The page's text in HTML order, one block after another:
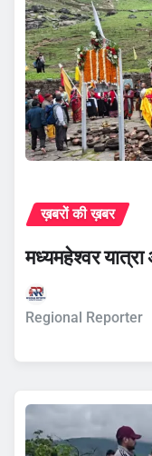
ख़बरों की ख़बर
मध्यमहेश्वर
Regional Reporter